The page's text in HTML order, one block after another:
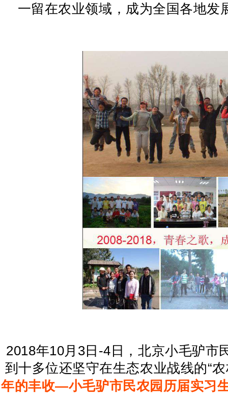
一留在农业领域，成为全国各地
2018年10月3日-4日，北京小毛驴市
到十多位还坚守在生态农业战线的“
年的丰收—小毛驴市民农园历届实习